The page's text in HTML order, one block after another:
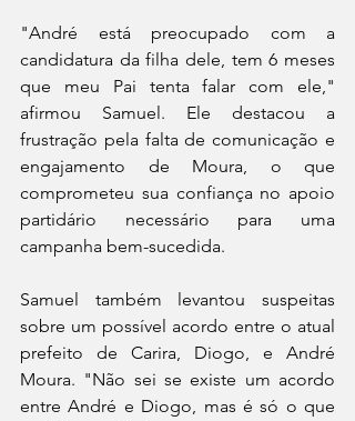
"André está preocupado com a
candidatura da filha dele, tem 6 meses
que meu Pai tenta falar com ele,"
afirmou Samuel. Ele destacou a
frustração pela falta de comunicação e
engajamento de Moura, o que
comprometeu sua confiança no apoio
partidário necessário para uma
campanha bem-sucedida.
Samuel também levantou suspeitas
sobre um possível acordo entre o atual
prefeito de Carira, Diogo, e André
Moura. "Não sei se existe um acordo
entre André e Diogo, mas é só o que